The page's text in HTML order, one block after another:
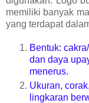
memiliki banyak
yang terdapat
Bentuk:
dan daya
menerus.
Ukuran,
lingkaran